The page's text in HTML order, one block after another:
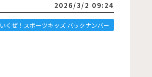
2026/3/2 09:24
いくぜ！スポーツキッズ バックナンバー